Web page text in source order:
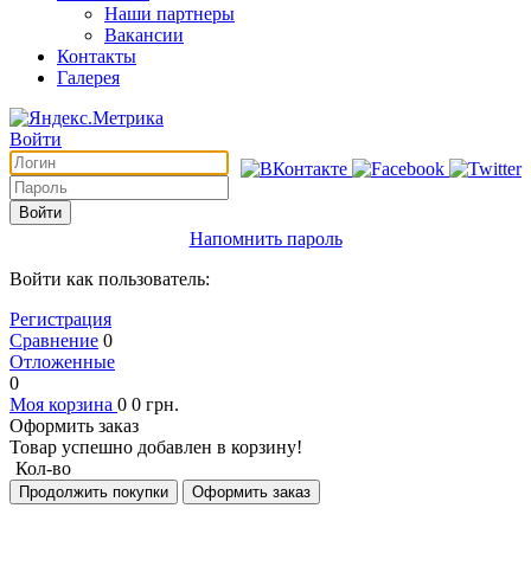
Наши партнеры
Вакансии
Контакты
Галерея
Войти
Войти
Напомнить пароль
Войти как пользователь:
Регистрация
Сравнение 0
Отложенные
0
Моя корзина 0 0 грн.
Оформить заказ
Товар успешно добавлен в корзину!
Кол-во
Продолжить покупки Оформить заказ